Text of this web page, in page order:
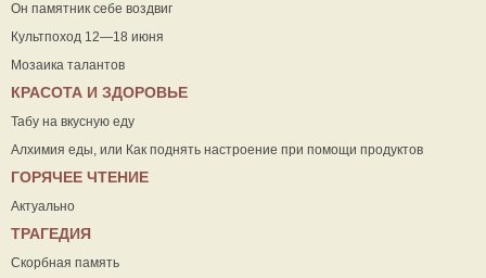
Он памятник себе воздвиг
Культпоход 12—18 июня
Мозаика талантов
КРАСОТА И ЗДОРОВЬЕ
Табу на вкусную еду
Алхимия еды, или Как поднять настроение при помощи продуктов
ГОРЯЧЕЕ ЧТЕНИЕ
Актуально
ТРАГЕДИЯ
Скорбная память